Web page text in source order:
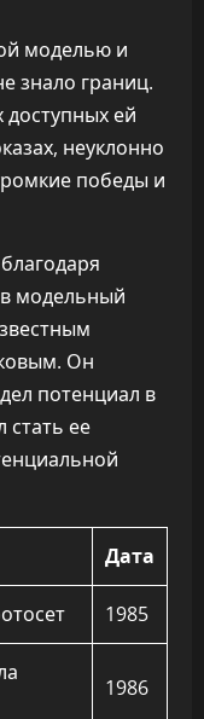
моделью и
знало границ.
ей
неуклонно
победы и
модельный
Он
потенциал в
ее
Дата
1985
1986